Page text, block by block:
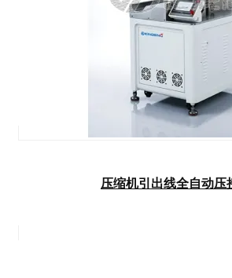
压缩机引出线全自动压